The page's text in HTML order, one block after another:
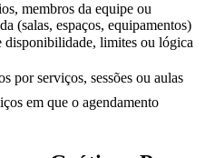
membros da equipe ou
(salas, espaços, equipamentos)
disponibilidade, limites ou lógica
por serviços, sessões ou aulas
em que o agendamento